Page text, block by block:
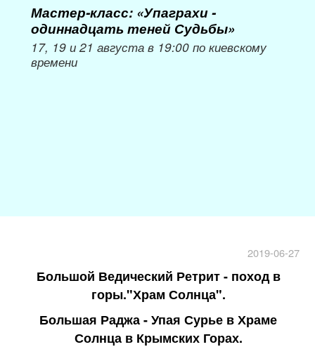
Мастер-класс: «Упаграхи -
одиннадцать теней Судьбы»
17, 19 и 21 августа в 19:00 по киевскому
времени
2019-06-27
Большой Ведический Ретрит - поход в
горы."Храм Солнца".
Большая Раджа - Упая Сурье в Храме
Солнца в Крымских Горах.